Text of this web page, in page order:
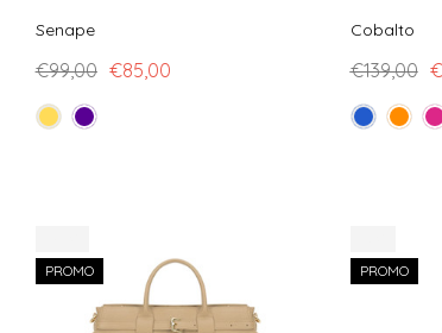
Senape
€99,00 €85,00
Cobalto
€139,00
PROMO
PROMO